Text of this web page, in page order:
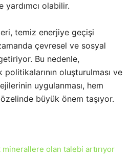
olabilir.
temiz enerjiye geçişi
çevresel ve sosyal
Bu nedenle,
oluşturulması ve
uygulanması, hem
büyük önem taşıyor.
olan talebi artırıyor